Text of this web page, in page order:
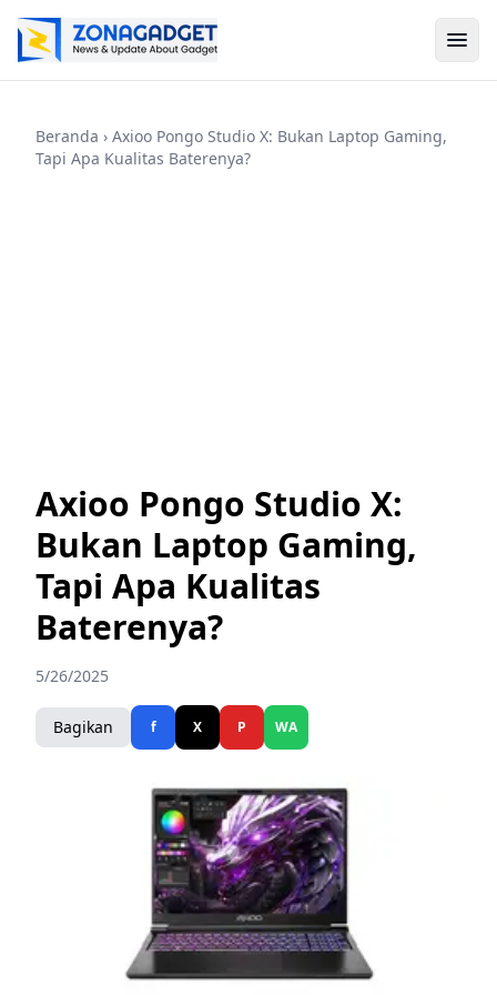
Beranda › Axioo Pongo Studio X: Bukan Laptop Gaming,
Tapi Apa Kualitas Baterenya?
Axioo Pongo Studio X:
Bukan Laptop Gaming,
Tapi Apa Kualitas
Baterenya?
5/26/2025
Bagikan f X P WA